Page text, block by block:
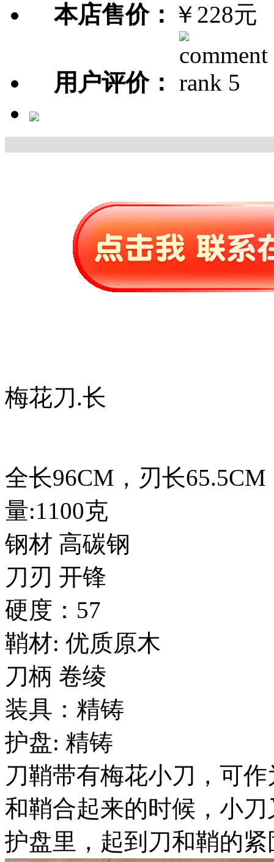
本店售价： ￥228元
用户评价：
梅花刀.长
全长96CM，刃长
量:1100克
钢材 高碳钢
刀刃 开锋
硬度：57
鞘材: 优质原木
刀柄 卷绫
装具：精铸
护盘: 精铸
刀鞘带有梅花小刀，可
和鞘合起来的时候，小
护盘里，起到刀和鞘的